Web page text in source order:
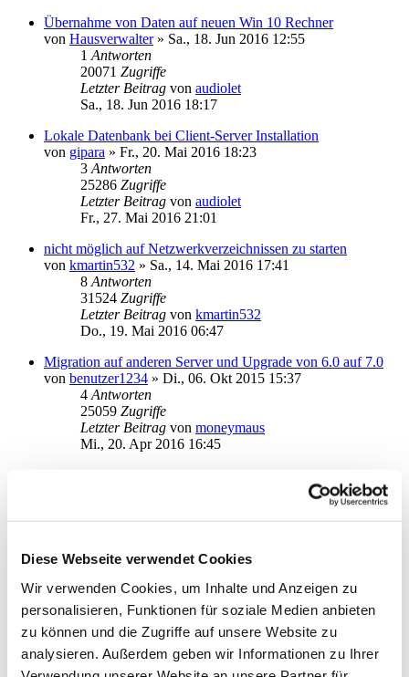
Diese Webseite verwendet Cookies
Wir verwenden Cookies, um Inhalte und Anzeigen zu
personalisieren, Funktionen für soziale Medien anbieten
zu können und die Zugriffe auf unsere Website zu
analysieren. Außerdem geben wir Informationen zu Ihrer
Übernahme von Daten auf neuen Win 10 Rechner
von Hausverwalter» Sa., 18. Jun 2016 12:55
1 Antworten
20071 Zugriffe
Letzter Beitrag von audiolet
Sa., 18. Jun 2016 18:17
Lokale Datenbank bei Client-Server Installation
von gipara » Fr., 20. Mai 2016 18:23
3 Antworten
25286 Zugriffe
Letzter Beitrag von audiolet
Fr., 27. Mai 2016 21:01
nicht möglich auf Netzwerkverzeichnissen zu starten
von kmartin532 » Sa., 14. Mai 2016 17:41
8 Antworten
31524 Zugriffe
Letzter Beitrag von kmartin532
Do., 19. Mai 2016 06:47
Migration auf anderen Server und Upgrade von 6.0 auf 7.0
von benutzer1234 » Di., 06. Okt 2015 15:37
4 Antworten
25059 Zugriffe
Letzter Beitrag von moneymaus
Mi., 20. Apr 2016 16:45
21291Zugriffe
Mi., 20. Apr 2016 11:54
Umstellung von SMB6 auf SMB7- nach Datenbankübername
Abstzurz
»
2 Antworten
20177Zugriffe
Letzter Beitragvongabschr